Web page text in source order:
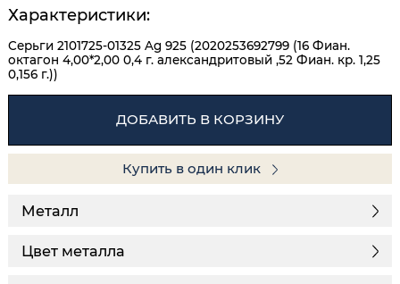
Характеристики:
Серьги 2101725-01325 Ag 925 (2020253692799 (16 Фиан.
октагон 4,00*2,00 0,4 г. александритовый ,52 Фиан. кр. 1,25
0,156 г.))
ДОБАВИТЬ В КОРЗИНУ
Купить в один клик
Металл
Цвет металла